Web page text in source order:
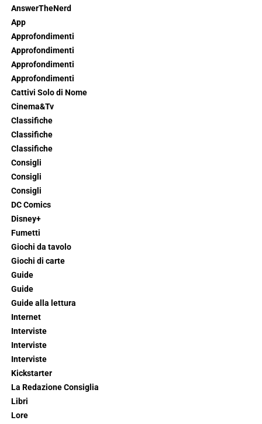
AnswerTheNerd
App
Approfondimenti
Approfondimenti
Approfondimenti
Approfondimenti
Cattivi Solo di Nome
Cinema&Tv
Classifiche
Classifiche
Classifiche
Consigli
Consigli
Consigli
DC Comics
Disney+
Fumetti
Giochi da tavolo
Giochi di carte
Guide
Guide
Guide alla lettura
Internet
Interviste
Interviste
Interviste
Kickstarter
La Redazione Consiglia
Libri
Lore